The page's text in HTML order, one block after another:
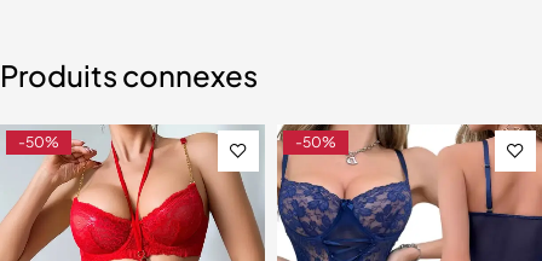
Produits connexes
-50% -50%